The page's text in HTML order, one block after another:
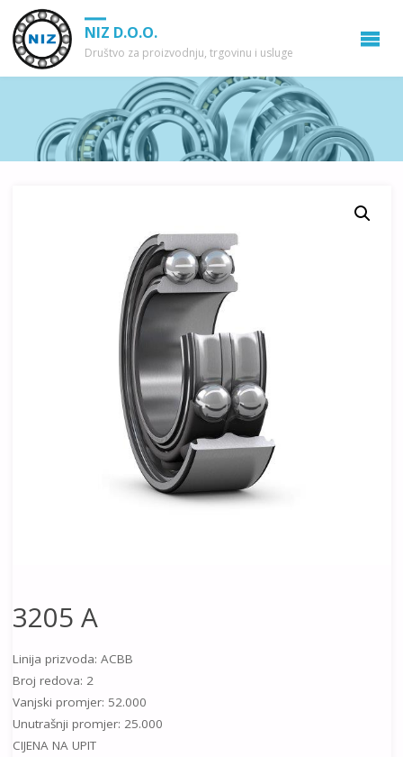
NIZ D.O.O.
Društvo za proizvodnju, trgovinu i usluge
3205 A
Linija prizvoda: ACBB
Broj redova: 2
Vanjski promjer: 52.000
Unutrašnji promjer: 25.000
CIJENA NA UPIT